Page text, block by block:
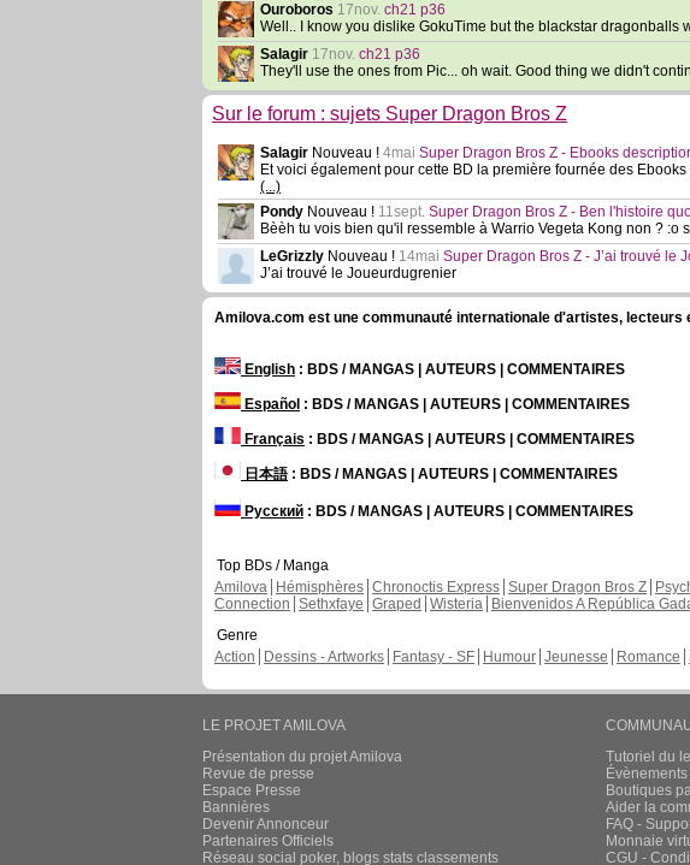
Ouroboros 17nov. ch21 p36
Well.. I know you dislike GokuTime but the blackstar
Salagir 17nov. ch21 p36
They'll use the ones from Pic... oh wait. Good thing we didn't
Sur le forum : sujets Super Dragon Bros Z
Salagir Nouveau ! 4mai Super Dragon Bros Z - Ebooks
Et voici également pour cette BD la première fournée des
(...)
Pondy Nouveau ! 11sept. Super Dragon Bros Z - Ben l'histoire
Bèèh tu vois bien qu'il ressemble à Warrio Vegeta Kong non ?
LeGrizzly Nouveau ! 14mai Super Dragon Bros Z - J’ai trouvé le
J’ai trouvé le Joueurdugrenier
Amilova.com est une communauté internationale d'artistes,
English : BDS / MANGAS | AUTEURS | COMMENTAIRES
Español : BDS / MANGAS | AUTEURS | COMMENTAIRES
Français : BDS / MANGAS | AUTEURS | COMMENTAIRES
日本語: BDS / MANGAS | AUTEURS | COMMENTAIRES
Русский : BDS / MANGAS | AUTEURS | COMMENTAIRES
Top BDs / Manga
Amilova
Hémisphères Chronoctis Express Super Dragon Bros Z
Connection Sethxfaye Graped Wisteria Bienvenidos A República
Genre
Action
Dessins - Artworks Fantasy - SF Humour Jeunesse Romance
LE PROJET AMILOVA
Présentation du projet Amilova
Revue de presse
Espace Presse
Bannières
Devenir Annonceur
Partenaires Officiels
Réseau social poker, blogs stats classements
Tutoriel du
Boutiques
Aider la
FAQ -
Monnaie
CGU -